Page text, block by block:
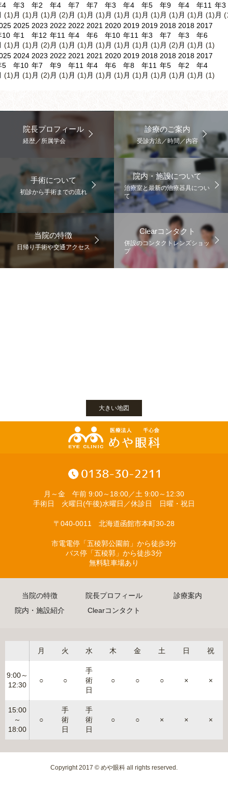
4
(1)
10
(1)
5
(1)
年3
月 (1)
2025
年1
月 (1)
2024
年10
月 (1)
年2
月 (1)
2023
年12
月 (2)
2023
年7
月 (2)
年4
月 (2)
2022
年11
月 (1)
2022
年9
月 (1)
年7
月 (1)
2022
年4
月 (1)
2021
年11
月 (1)
年7
月 (1)
2021
年6
月 (1)
2021
年4
月 (1)
年3
月 (1)
2020
年10
月 (1)
2020
年6
月 (1)
年4
月 (1)
2019
年11
月 (1)
2019
年8
月 (1)
年5
月 (1)
2019
年3
月 (1)
2018
年11
月 (1)
年9
月 (1)
2018
年7
月 (2)
2018
年5
月 (1)
年4
月 (1)
2018
年3
月 (1)
2018
年2
月 (1)
年11
月 (1)
2017
年6
月 (1)
2017
年4
月 (1)
年3
月
院長プロフィール
経歴／所属学会
診療のご案内
受診方法／時間／内容
手術について
初診から手術までの流れ
院内・施設について
治療室と最新の治療器具につい
て
当院の特徴
日帰り手術や交通アクセス
Clearコンタクト
併設のコンタクトレンズショッ
プ
大きい地図
当院の特徴 院長プロフィール
診療案内
院内・施設紹介
Clearコンタクト
月～金 午前 9:00～18:00／土 9:00～12:30
手術日 火曜日(午後)水曜日／休診日 日曜・祝日
〒040-0011 北海道函館市本町30-28
市電電停「五稜郭公園前」から徒歩3分
バス停「五稜郭」から徒歩3分
無料駐車場あり
月 火 水 木 金 土 日 祝
9:00～
12:30
○ ○
手
術
日
○ ○ ○ × ×
15:00
～
18:00
○
手
術
日
手
術
日
○ ○ × × ×
Copyright 2017 © めや眼科 all rights reserved.